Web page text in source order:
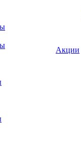
Акции